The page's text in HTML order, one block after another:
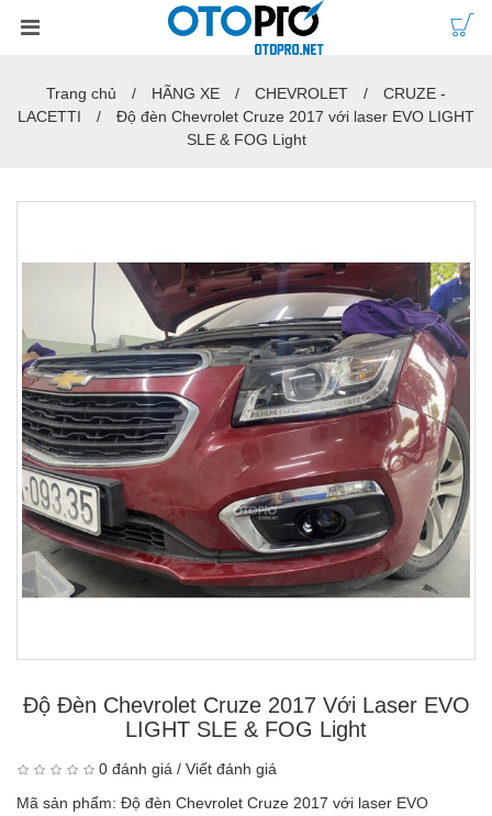
Trang chủ HÃNG XE CHEVROLET
CRUZE -
LACETTI
Độ đèn Chevrolet Cruze 2017 với laser EVO LIGHT
SLE & FOG Light
Độ Đèn Chevrolet Cruze 2017 Với Laser EVO
LIGHT SLE & FOG Light
0 đánh giá / Viết đánh giá
Mã sản phẩm: Độ đèn Chevrolet Cruze 2017 với laser EVO